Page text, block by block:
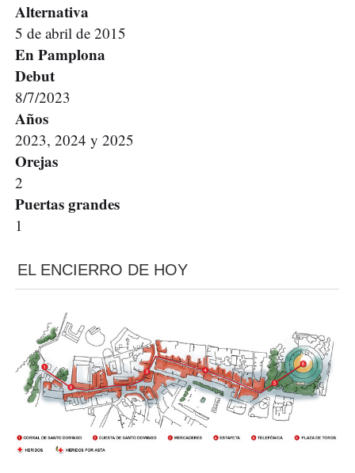
Alternativa
5 de abril de 2015
En Pamplona
Debut
8/7/2023
Años
2023, 2024 y 2025
Orejas
2
Puertas grandes
1
EL ENCIERRO DE HOY